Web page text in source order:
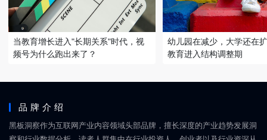
当教育增长进入"长期关系"时代，视
频号为什么跑出来了？
幼儿园在减少，大学还在
教育进入结构调整期
品牌介绍
黑板洞察作为互联网产业内容领域头部品牌，擅长深度的产业趋势发展洞